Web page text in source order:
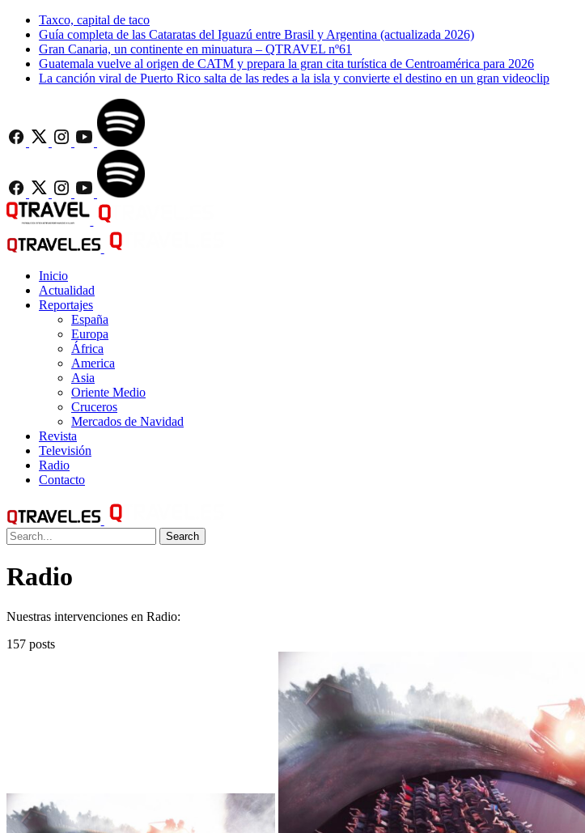
Taxco, capital de taco
Guía completa de las Cataratas del Iguazú entre Brasil y Argentina (actualizada 2026)
Gran Canaria, un continente en minuatura – QTRAVEL nº61
Guatemala vuelve al origen de CATM y prepara la gran cita turística de Centroamérica para 2026
La canción viral de Puerto Rico salta de las redes a la isla y convierte el destino en un gran videoclip
Inicio
Actualidad
Reportajes
España
Europa
África
America
Asia
Oriente Medio
Cruceros
Mercados de Navidad
Revista
Televisión
Radio
Contacto
Search
Radio
Nuestras intervenciones en Radio:
157 posts